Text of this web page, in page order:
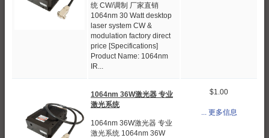
统 CW/调制 厂家直销
1064nm 30 Watt desktop
laser system CW &
modulation factory direct
price [Specifications]
Product Name: 1064nm
IR...
1064nm 36W激光器 专业
激光系统
1064nm 36W激光器 专业
激光系统 1064nm 36W
$1.00
... 更多信息